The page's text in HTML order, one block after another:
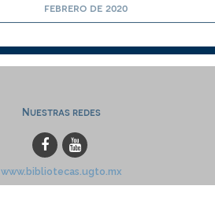
febrero de 2020
Nuestras redes
www.bibliotecas.ugto.mx